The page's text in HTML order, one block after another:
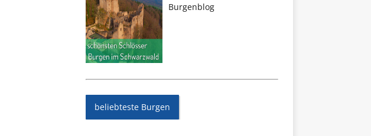
Burgenblog
beliebteste Burgen